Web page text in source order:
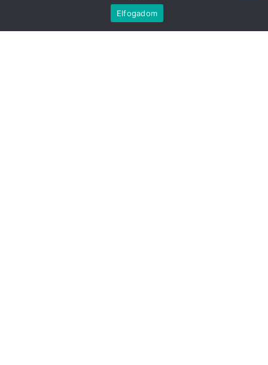
Telefonszám:
Elfogadom